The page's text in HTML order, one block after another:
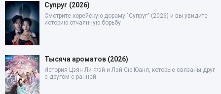
Супруг (2026)
Смотрите корейскую дораму "Супруг" (2026) и вы увидите
историю отчаянную борьбу
Тысяча ароматов (2026)
История Цзян Ли Фэй и Лэй Сю Юаня, которые связаны друг
с другом с ранней